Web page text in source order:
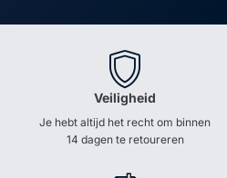
Veiligheid
Je hebt altijd het recht om binnen
14 dagen te retoureren